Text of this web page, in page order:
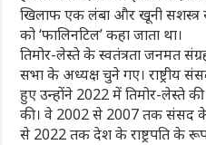
खिलाफ एक लंबा और खूनी सशस्त्र
को ‘फालिनटिल’ कहा जाता था।
तिमोर-लेस्ते के स्वतंत्रता जनमत
सभा के अध्यक्ष चुने गए। राष्ट्रीय
हुए उन्होंने 2022 में तिमोर-लेस्ते की
की। वे 2002 से 2007 तक संसद
से 2022 तक देश के राष्ट्रपति के रूप